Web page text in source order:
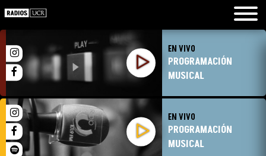
EN VIVO
PROGRAMACIÓN
MUSICAL
EN VIVO
PROGRAMACIÓN
MUSICAL